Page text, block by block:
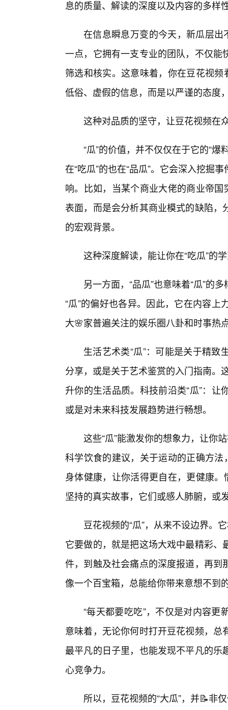
息的质量、解读的深度以及内容的多样
在信息瞬息万变的今天，新瓜层出
一点，它拥有一支专业的团队，不仅
筛选和核实。这意味着，你在豆花视
低俗、虚假的信息，而是以严谨的态度
这种对品质的坚守，让豆花视频在
“瓜”的价值，并不仅仅在于它的“
在“吃瓜”的也在“品瓜”。它会深入挖掘
响。比如，当某个商业大佬的商业帝
表面，而是会分析其商业模式的缺陷
的宏观背景。
这种深度解读，能让你在“吃瓜”的
另一方面，“品瓜”也意味着“瓜”的
“瓜”的偏好也各异。因此，它在内容
大🌸家普遍关注的娱乐圈八卦和时事热
生活艺术类“瓜”：可能是关于精
分享，或是关于艺术鉴赏的入门指南。
升你的生活品质。科技前沿类“瓜”：
或是对未来科技发展趋势进行畅想。
这些“瓜”能激发你的想象力，让你
科学饮食的建议，关于运动的正确方
身体健康，让你活得更自在，更健康
坚持的真实故事，它们或感人肺腑，或
豆花视频的“瓜”，从来不设边界。
它要做的，就是把这场大戏中最精彩
件，到触及社会痛点的深度报道，再
像一个百宝箱，总能给你带来意想不到
“每天都要吃吃”，不仅是对内容
意味着，无论你何时打开豆花视频，
最平凡的日子里，也能发现不平凡的
心竞争力。
所以，豆花视频的“大瓜”，并📝非